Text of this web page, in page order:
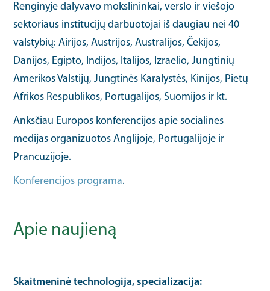
Renginyje dalyvavo mokslininkai, verslo ir viešojo
sektoriaus institucijų darbuotojai iš daugiau nei 40
valstybių: Airijos, Austrijos, Australijos, Čekijos,
Danijos, Egipto, Indijos, Italijos, Izraelio, Jungtinių
Amerikos Valstijų, Jungtinės Karalystės, Kinijos, Pietų
Afrikos Respublikos, Portugalijos, Suomijos ir kt.
Anksčiau Europos konferencijos apie socialines
medijas organizuotos Anglijoje, Portugalijoje ir
Prancūzijoje.
Konferencijos programa.
Apie naujieną
Skaitmeninė technologija, specializacija